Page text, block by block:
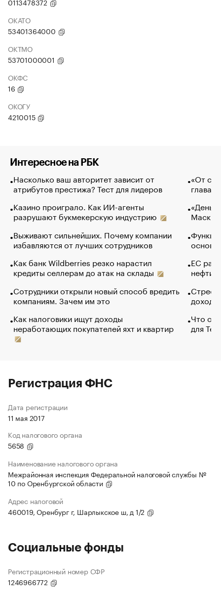
ОКАТО
53401364000
ОКТМО
53701000001
ОКФС
16
ОКОГУ
4210015
Интересное на РБК
Насколько ваш авторитет зависит от
атрибутов престижа? Тест для лидеров
Казино проиграло. Как ИИ-агенты
разрушают букмекерскую индустрию
Выживают сильнейших. Почему компании
избавляются от лучших сотрудников
Как банк Wildberries резко нарастил
кредиты селлерам до атак на склады
Сотрудники открыли новый способ вредить
компаниям. Зачем им это
Как налоговики ищут доходы
неработающих покупателей яхт и квартир
«От
глава
Маск в
основ
ЕС
нефти
Что
для
Регистрация ФНС
Дата регистрации
11 мая 2017
Код налогового органа
5658
Наименование налогового органа
Межрайонная инспекция Федеральной налоговой службы №
10 по Оренбургской области
Адрес налоговой
460019, Оренбург г, Шарлыкское ш, д 1/2
Социальные фонды
Регистрационный номер СФР
1246966772